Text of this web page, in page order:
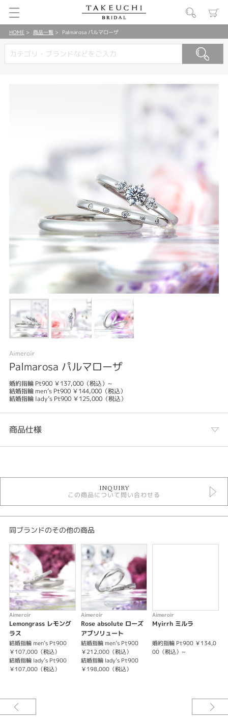
HOME 商品一覧 Palmarosa パルマローザ
Aimeroir
Palmarosa パルマローザ
婚約指輪 Pt900 ￥137,000（税込）~
結婚指輪 men’s Pt900 ￥144,000（税込）
結婚指輪 lady’s Pt900 ￥125,000（税込）
商品仕様
セットリング
エメルワール セットリング
デザイン
テイスト
セットリング キュート
性別
レディース
メンズ
紹介文
Palmarosa パルマローザ
※婚約指輪のセンターダイヤモンドは価格に含まれません。
INQUIRY
この商品について問い合わせる
同ブランドのその他の商品
Aimeroir
Lemongrass レモング
ラス
結婚指輪 men’s Pt900
￥107,000（税込）
結婚指輪 lady’s Pt900
￥107,000（税込）
Aimeroir
Rose absolute ローズ
アブソリュート
結婚指輪 men’s Pt900
￥212,000（税込）
結婚指輪 lady’s Pt900
￥198,000（税込）
Aimeroir
Myirrh ミルラ
婚約指輪 Pt900 ￥134,0
00（税込）~